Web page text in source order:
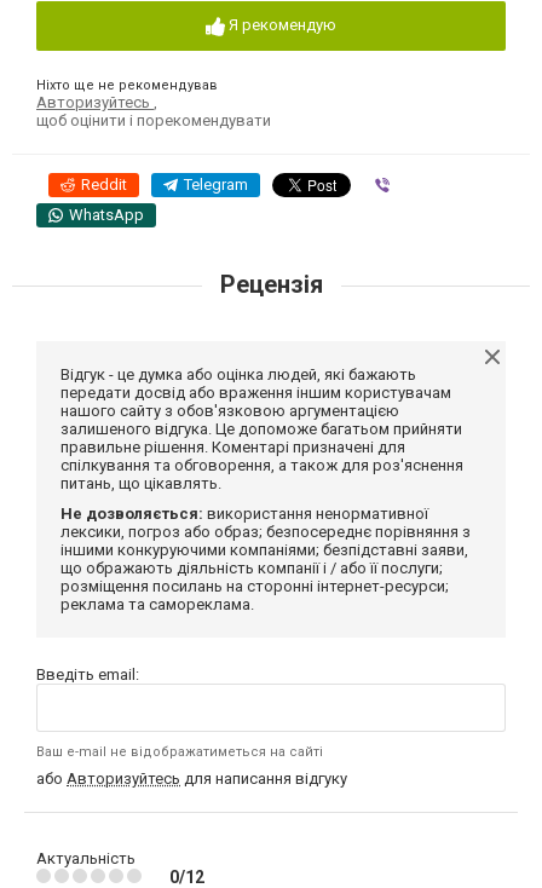
Я рекомендую
Ніхто ще не рекомендував
Авторизуйтесь
щоб оцінити і порекомендувати
Reddit Telegram
WhatsApp
Рецензія
Відгук - це думка або оцінка людей, які бажають
передати досвід або враження іншим користувачам
нашого сайту з обов'язковою аргументацією
залишеного відгука. Це допоможе багатьом прийняти
правильне рішення. Коментарі призначені для
спілкування та обговорення, а також для роз'яснення
питань, що цікавлять.
Не дозволяється: використання ненормативної
лексики, погроз або образ; безпосереднє порівняння з
іншими конкуруючими компаніями; безпідставні заяви,
що ображають діяльність компанії і / або її послуги;
розміщення посилань на сторонні інтернет-ресурси;
реклама та самореклама.
Введіть email:
Ваш e-mail не відображатиметься на сайті
або Авторизуйтесь для написання відгуку
Актуальність
0/12